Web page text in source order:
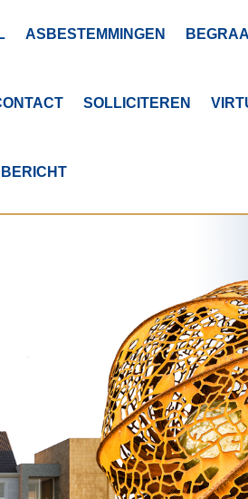
ASBESTEMMINGEN
SOLLICITEREN
BERICHT